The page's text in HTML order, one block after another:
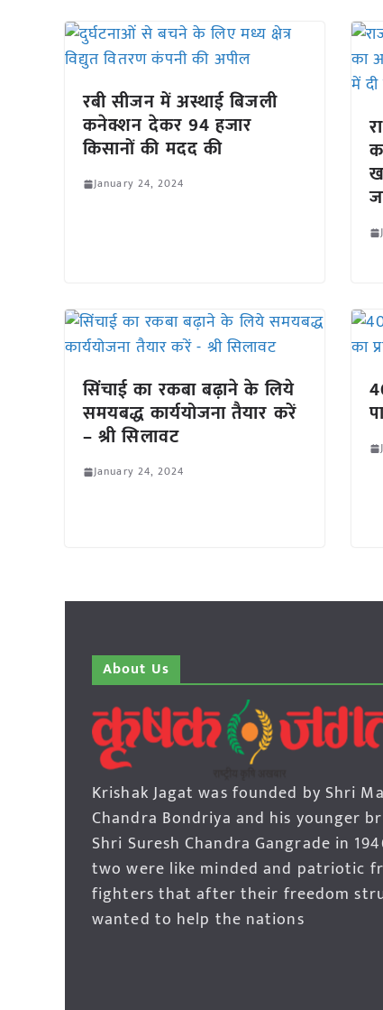
रबी सीजन में अस्थाई बिजली
कनेक्शन देकर 94 हजार
किसानों की मदद की
January 24, 2024
सिंचाई का रकबा बढ़ाने के लिये
समयबद्ध कार्ययोजना तैयार करें
– श्री सिलावट
January 24, 2024
About Us
Krishak Jagat was founded by Shri
Chandra Bondriya and his younger
Shri Suresh Chandra Gangrade in
two were like minded and patriotic
fighters that after their freedom
wanted to help the nations